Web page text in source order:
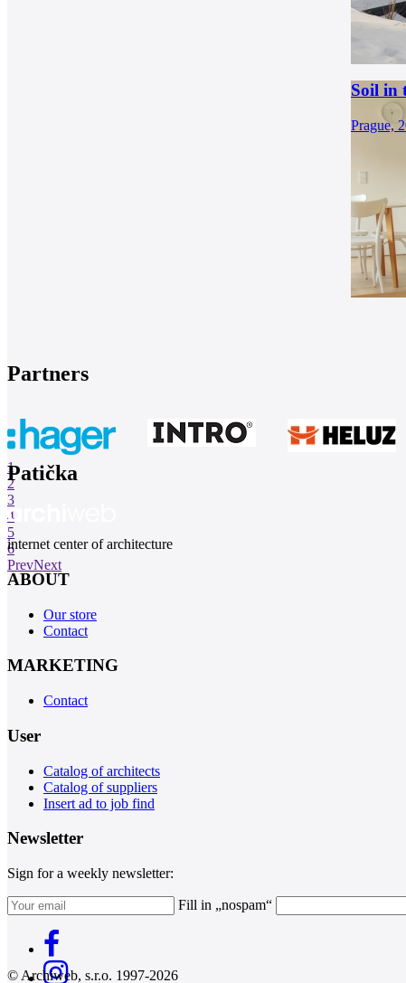
Soil in
Prague,
Partners
1
2
3
4
5
6
PrevNext
Patička
internet center of architecture
ABOUT
Our store
Contact
MARKETING
Contact
User
Catalog of architects
Catalog of suppliers
Insert ad to job find
Newsletter
Sign for a weekly newsletter:
Fill in „nospam“
© Archiweb, s.r.o. 1997-2026